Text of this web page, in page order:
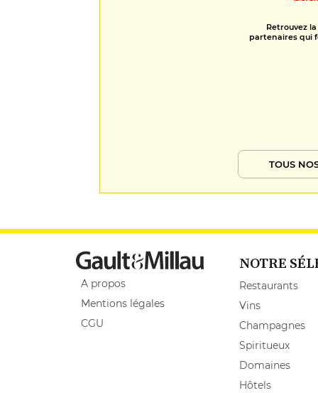
Retrouvez
partenaires qui
TOUS
A propos
Mentions légales
CGU
NOTRE
Restaurants
Vins
Champagnes
Spiritueux
Domaines
Hôtels